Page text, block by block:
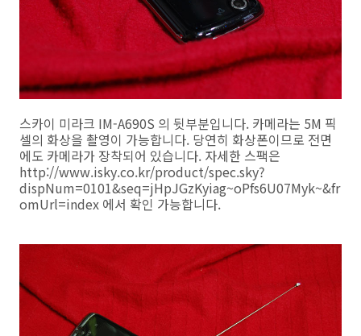
스카이 미라크 IM-A690S 의 뒷부분입니다. 카메라는 5M 픽
셀의 화상을 촬영이 가능합니다. 당연히 화상폰이므로 전면
에도 카메라가 장착되어 있습니다. 자세한 스팩은
http://www.isky.co.kr/product/spec.sky?
dispNum=0101&seq=jHpJGzKyiag~oPfs6U07Myk~&fr
omUrl=index 에서 확인 가능합니다.